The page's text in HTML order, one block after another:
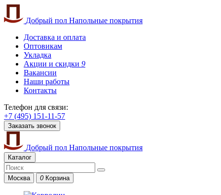
Добрый пол Напольные покрытия
Доставка и оплата
Оптовикам
Укладка
Акции и скидки 9
Вакансии
Наши работы
Контакты
Телефон для связи:
+7 (495) 151-11-57
Заказать звонок
Добрый пол Напольные покрытия
Каталог
Москва 0 Корзина